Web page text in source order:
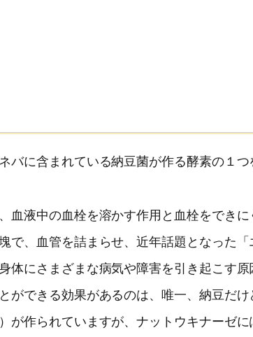
バに含まれている納豆菌が作る酵素の１つ
血液中の血栓を溶かす作用と血栓をできに
で、血管を詰まらせ、近年話題となった
体にさまざまな病気や障害を引き起こす原
ができる効果があるのは、唯一、納豆だ
が作られていますが、ナットウキナーゼ